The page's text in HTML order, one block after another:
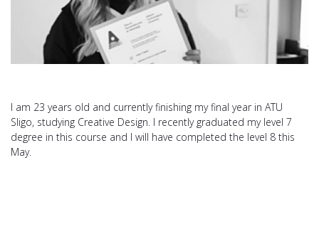
I am 23 years old and currently finishing my final year in ATU
Sligo, studying Creative Design. I recently graduated my level 7
degree in this course and I will have completed the level 8 this
May.